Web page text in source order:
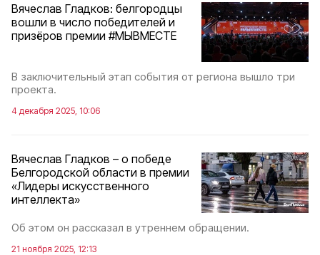
Вячеслав Гладков: белгородцы
вошли в число победителей и
призёров премии #МЫВМЕСТЕ
В заключительный этап события от региона вышло три
проекта.
4 декабря 2025, 10:06
Вячеслав Гладков – о победе
Белгородской области в премии
«Лидеры искусственного
интеллекта»
Об этом он рассказал в утреннем обращении.
21 ноября 2025, 12:13